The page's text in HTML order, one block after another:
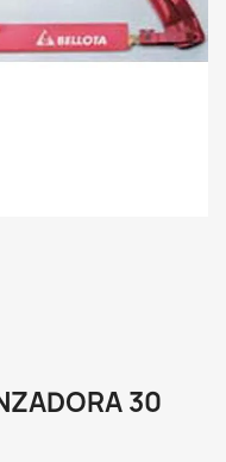
30